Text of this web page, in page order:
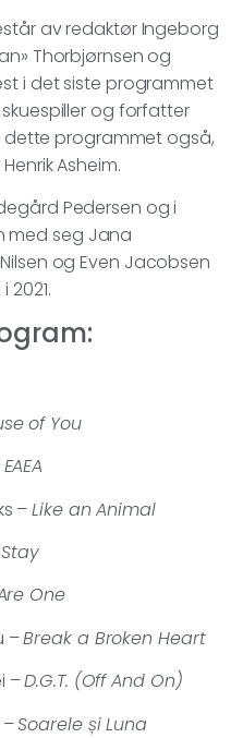
av redaktør Ingeborg
Thorbjørnsen og
i det siste programmet
skuespiller og forfatter
dette programmet også,
Asheim.
Pedersen og i
med seg Jana
og Even Jacobsen
of You
–Like an Animal
Stay
One
–Break a Broken Heart
–D.G.T. (Off And On)
–Soarele și Luna